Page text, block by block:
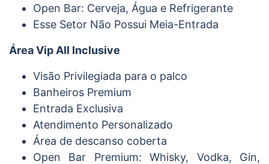
Open Bar: Cerveja, Água e Refrigerante
Esse Setor Não Possui Meia-Entrada
Área Vip All Inclusive
Visão Privilegiada para o palco
Banheiros Premium
Entrada Exclusiva
Atendimento Personalizado
Área de descanso coberta
Open Bar Premium: Whisky, Vodka, Gin,